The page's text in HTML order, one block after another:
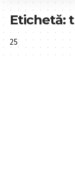
Etichetă:
25